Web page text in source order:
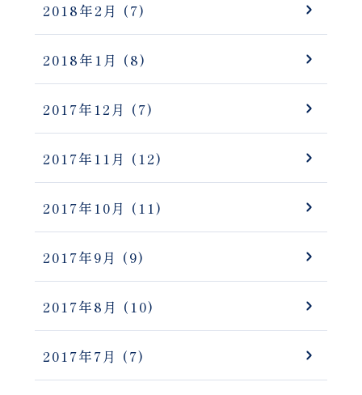
2018年2月 (7)
2018年1月 (8)
2017年12月 (7)
2017年11月 (12)
2017年10月 (11)
2017年9月 (9)
2017年8月 (10)
2017年7月 (7)